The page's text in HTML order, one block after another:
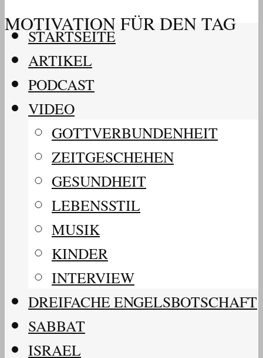
MOTIVATION FÜR DEN TAG
STARTSEITE
ARTIKEL
PODCAST
VIDEO
GOTTVERBUNDENHEIT
ZEITGESCHEHEN
GESUNDHEIT
LEBENSSTIL
MUSIK
KINDER
INTERVIEW
DREIFACHE ENGELSBOTSCHAFT
SABBAT
ISRAEL